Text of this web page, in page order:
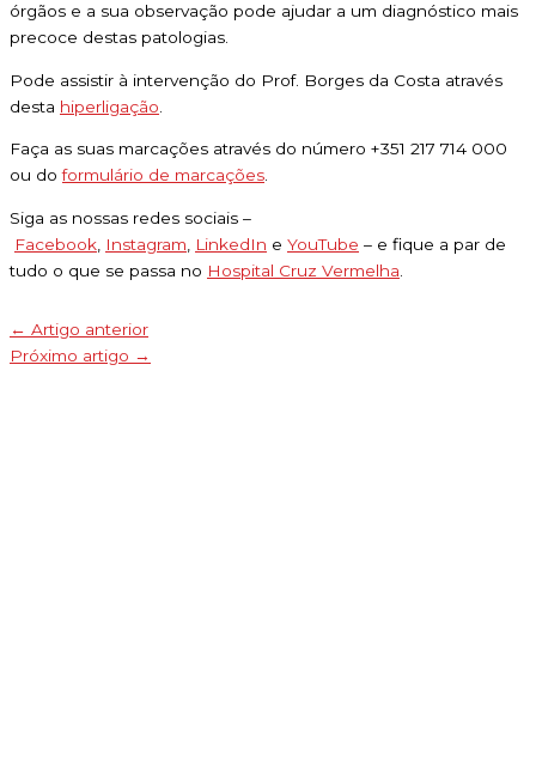
órgãos e a sua observação pode ajudar a um diagnóstico mais
precoce destas patologias.
Pode assistir à intervenção do Prof. Borges da Costa através
desta hiperligação
Faça as suas marcações através do número +351 217 714 000
ou doformulário de marcações.
Siga as nossas redes sociais –
Facebook Instagram LinkedIn e YouTube – e fique a par de
tudo o que se passa no Hospital Cruz Vermelha
← Artigo anterior
Próximo artigo →